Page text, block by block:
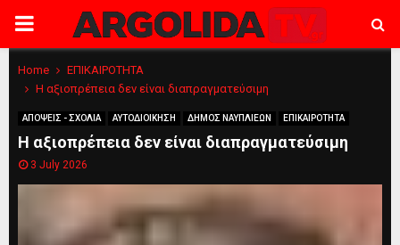
PRIMARY
MENU
Home
ΕΠΙΚΑΙΡΟΤΗΤΑ
Η αξιοπρέπεια δεν είναι διαπραγματεύσιμη
ΑΠΟΨΕΙΣ - ΣΧΟΛΙΑ ΑΥΤΟΔΙΟΙΚΗΣΗ ΔΗΜΟΣ ΝΑΥΠΛΙΕΩΝ ΕΠΙΚΑΙΡΟΤΗΤΑ
Η αξιοπρέπεια δεν είναι διαπραγματεύσιμη
3 July 2026